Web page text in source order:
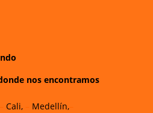
nos encontramos
Cali, Medellín,–